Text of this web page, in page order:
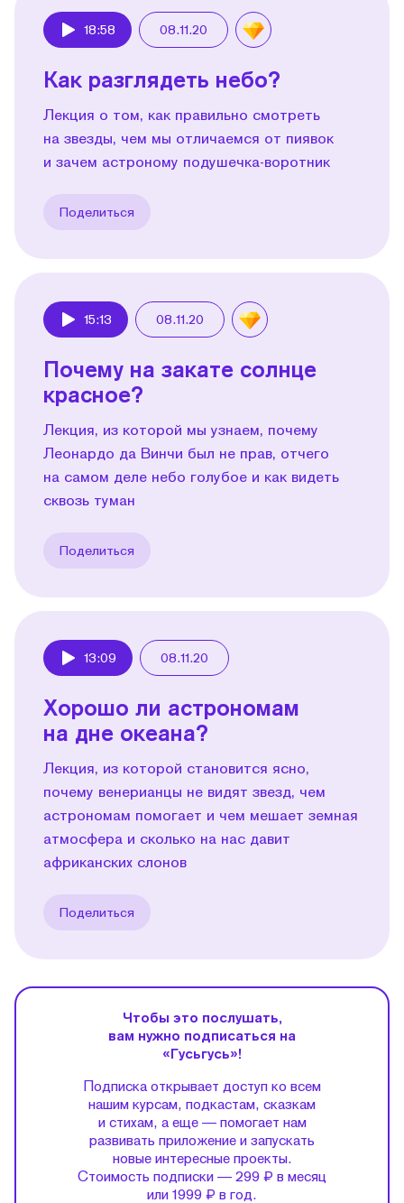
18:58 08.11.20
Как разглядеть небо?
Лекция о том, как правильно смотреть
на звезды, чем мы отличаемся от пиявок
и зачем астроному подушечка-воротник
Поделиться
15:13 08.11.20
Почему на закате солнце
красное?
Лекция, из которой мы узнаем, почему
Леонардо да Винчи был не прав, отчего
на самом деле небо голубое и как видеть
сквозь туман
Поделиться
13:09 08.11.20
Хорошо ли астрономам
на дне океана?
Лекция, из которой становится ясно,
почему венерианцы не видят звезд, чем
астрономам помогает и чем мешает земная
атмосфера и сколько на нас давит
африканских слонов
Поделиться
Чтобы это послушать,
вам нужно подписаться на
«Гусьгусь»!
Подписка открывает доступ ко всем
нашим курсам, подкастам, сказкам
и стихам, а еще — помогает нам
развивать приложение и запускать
новые интересные проекты.
Стоимость подписки — 299 ₽ в месяц
или 1999 ₽ в год.